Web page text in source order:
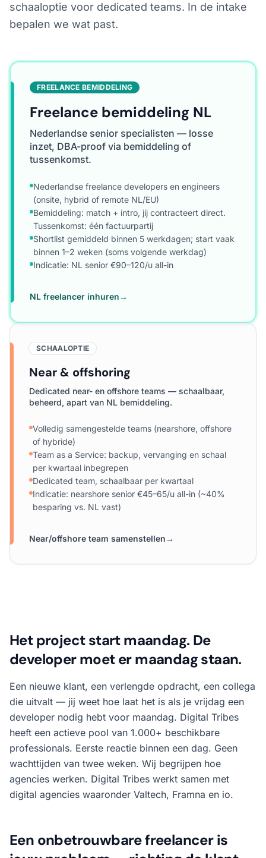
schaaloptie voor dedicated teams. In de intake
bepalen we wat past.
FREELANCE BEMIDDELING
Freelance bemiddeling NL
Nederlandse senior specialisten — losse
inzet, DBA-proof via bemiddeling of
tussenkomst.
Nederlandse freelance developers en engineers
(onsite, hybrid of remote NL/EU)
Bemiddeling: match + intro, jij contracteert direct.
Tussenkomst: één factuurpartij
Shortlist gemiddeld binnen 5 werkdagen; start vaak
binnen 1–2 weken (soms volgende werkdag)
Indicatie: NL senior €90–120/u all-in
NL freelancer inhuren→
SCHAALOPTIE
Near & offshoring
Dedicated near- en offshore teams — schaalbaar,
beheerd, apart van NL bemiddeling.
Volledig samengestelde teams (nearshore, offshore
of hybride)
Team as a Service: backup, vervanging en schaal
per kwartaal inbegrepen
Dedicated team, schaalbaar per kwartaal
Indicatie: nearshore senior €45–65/u all-in (~40%
besparing vs. NL vast)
Near/offshore team samenstellen→
Het project start maandag. De
developer moet er maandag staan.
Een nieuwe klant, een verlengde opdracht, een collega
die uitvalt — jij weet hoe laat het is als je vrijdag een
developer nodig hebt voor maandag. Digital Tribes
heeft een actieve pool van 1.000+ beschikbare
professionals. Eerste reactie binnen een dag. Geen
wachttijden van twee weken. Wij begrijpen hoe
agencies werken. Digital Tribes werkt samen met
digital agencies waaronder Valtech, Framna en io.
Een onbetrouwbare freelancer is